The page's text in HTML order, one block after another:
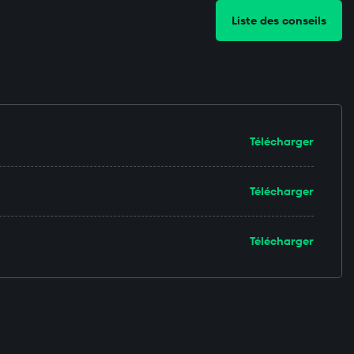
Liste des conseils
Télécharger
Télécharger
Télécharger